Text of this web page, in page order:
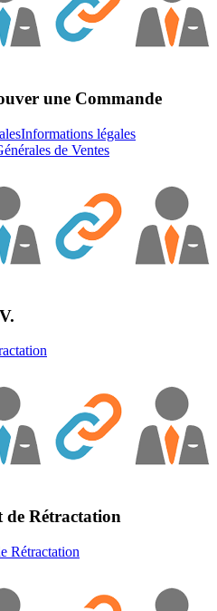
une Commande
Informations légales
de Ventes
de Rétractation
Rétractation